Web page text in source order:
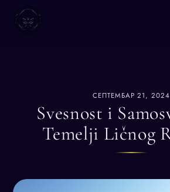
СЕПТЕМБАР 21, 2024
Svesnost i
Temelji Ličnog